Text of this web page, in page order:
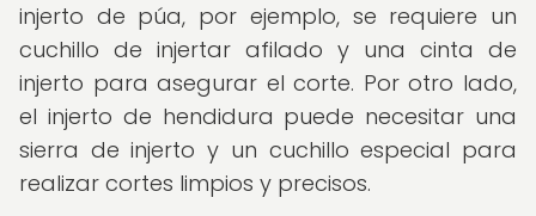
injerto de púa, por ejemplo, se requiere un
cuchillo de injertar afilado y una cinta de
injerto para asegurar el corte. Por otro lado,
el injerto de hendidura puede necesitar una
sierra de injerto y un cuchillo especial para
realizar cortes limpios y precisos.